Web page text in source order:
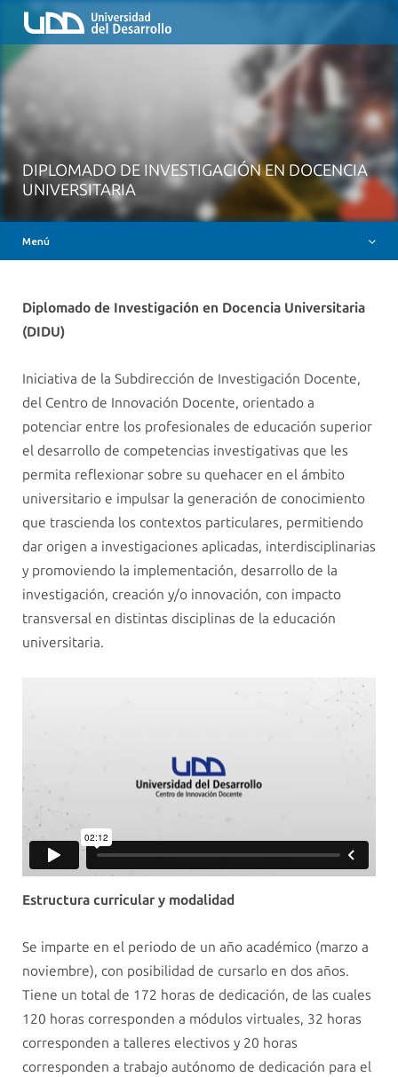
DIPLOMADO DE INVESTIGACIÓN EN DOCENCIA
UNIVERSITARIA
Menú
Inicio
QUIÉNES SOMOS
MESA AYUDA CANVAS
INSIGNIAS DIGITALES
Diplomado de Investigación en Docencia Universitaria
(DIDU)
Iniciativa de la Subdirección de Investigación Docente,
del Centro de Innovación Docente, orientado a
potenciar entre los profesionales de educación superior
el desarrollo de competencias investigativas que les
permita reflexionar sobre su quehacer en el ámbito
universitario e impulsar la generación de conocimiento
que trascienda los contextos particulares, permitiendo
dar origen a investigaciones aplicadas, interdisciplinarias
y promoviendo la implementación, desarrollo de la
investigación, creación y/o innovación, con impacto
transversal en distintas disciplinas de la educación
universitaria.
Estructura curricular y modalidad
Se imparte en el periodo de un año académico (marzo a
noviembre), con posibilidad de cursarlo en dos años.
Tiene un total de 172 horas de dedicación, de las cuales
120 horas corresponden a módulos virtuales, 32 horas
corresponden a talleres electivos y 20 horas
corresponden a trabajo autónomo de dedicación para el